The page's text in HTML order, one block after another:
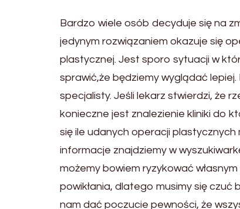
Bardzo wiele osób decyduje się na
jedynym rozwiązaniem okazuje się
plastycznej. Jest sporo sytuacji w
sprawić,że będziemy wyglądać
specjalisty. Jeśli lekarz stwierdzi, że
konieczne jest znalezienie kliniki do
się ile udanych operacji
informacje znajdziemy w
możemy bowiem ryzykować
powikłania, dlatego musimy się
nam dać poczucie pewności, że